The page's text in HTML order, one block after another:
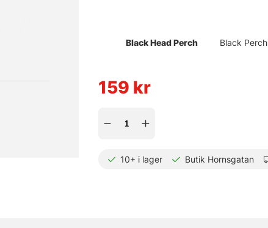
Black Head Perch Black Perch
159 kr
10+ i lager Butik Hornsgatan